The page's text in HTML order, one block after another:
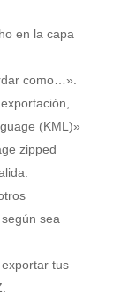
en la capa
como…».
(KML)»
zipped
sea
tus